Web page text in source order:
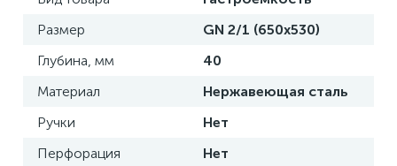
Размер
GN 2/1 (650x530)
Глубина, мм
40
Материал
Нержавеющая сталь
Ручки
Нет
Перфорация
Нет